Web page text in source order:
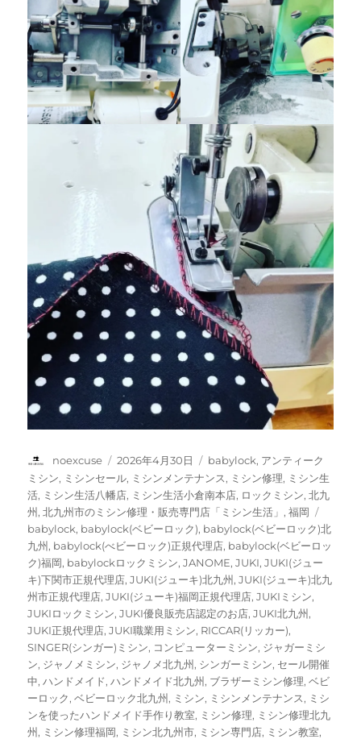
投
稿
者
noexcuse
投
稿
日:
2026年4月30日
カ
テ
ゴ
リ
ー
babylock, アンティーク
ミシン, ミシンセール, ミシンメンテナンス, ミシン修理, ミシン生
活, ミシン生活八幡店, ミシン生活小倉南本店, ロックミシン,北九
州,北九州市のミシン修理・販売専門店「ミシン生活」 ,福岡
グ
babylock, babylock(ベビーロック), babylock(ベビーロック)北
九州, babylock(べビーロック)正規代理店, babylock(ベビーロッ
ク)福岡, babylockロックミシン,JANOME,JUKI,JUKI(ジュー
キ)下関市正規代理店,JUKI(ジューキ)北九州,JUKI(ジューキ)北九
州市正規代理店,JUKI(ジューキ)福岡正規代理店,JUKIミシン,
JUKIロックミシン,JUKI優良販売店認定のお店,JUKI北九州,
JUKI正規代理店,JUKI職業用ミシン, RICCAR(リッカー),
SINGER(シンガー)ミシン, コンピューターミシン, ジャガーミシ
ン, ジャノメミシン, ジャノメ北九州, シンガーミシン, セール開催
中,ハンドメイド,ハンドメイド北九州, ブラザーミシン修理,ベビ
ーロック,ベビーロック北九州, ミシン, ミシンメンテナンス, ミシ
ンを使ったハンドメイド手作り教室, ミシン修理, ミシン修理北九
州, ミシン修理福岡, ミシン北九州市, ミシン専門店, ミシン教室,